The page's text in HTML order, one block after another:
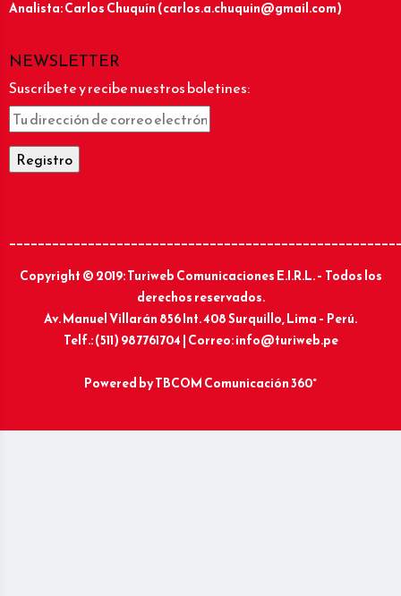
Analista: Carlos Chuquín (carlos.a.chuquin@gmail.com)
NEWSLETTER
Suscríbete y recibe nuestros boletines:
Copyright © 2019: Turiweb Comunicaciones E.I.R.L. – Todos los
derechos reservados.
Av. Manuel Villarán 856 Int. 408 Surquillo, Lima – Perú.
Telf.: (511) 987761704 | Correo: info@turiweb.pe
Powered byTBCOM Comunicación 360°